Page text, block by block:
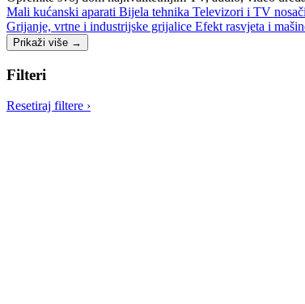
Mali kućanski aparati Bijela tehnika Televizori i TV nosači
Grijanje, vrtne i industrijske grijalice Efekt rasvjeta i
Prikaži više →
Filteri
Resetiraj filtere ›